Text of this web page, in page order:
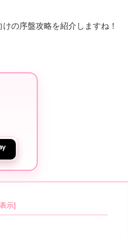
の序盤攻略を紹介しますね！
示]